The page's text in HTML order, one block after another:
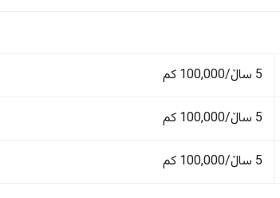
5 ساڵ/100,000 کم
5 ساڵ/100,000 کم
5 ساڵ/100,000 کم